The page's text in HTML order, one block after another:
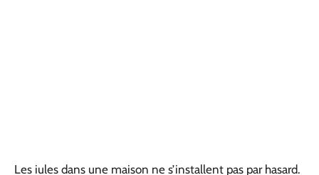
Les iules dans une maison ne s’installent pas par hasard.